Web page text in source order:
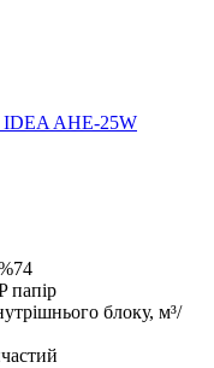
74
папір
блоку, м³/